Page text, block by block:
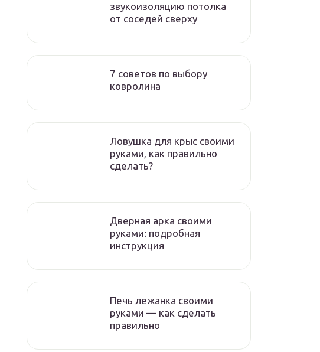
звукоизоляцию потолка
от соседей сверху
7 советов по выбору
ковролина
Ловушка для крыс своими
руками, как правильно
сделать?
Дверная арка своими
руками: подробная
инструкция
Печь лежанка своими
руками — как сделать
правильно